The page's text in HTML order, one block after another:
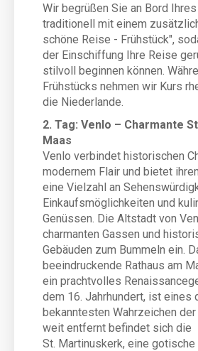
Wir begrüßen Sie an Bord
traditionell mit einem
schöne Reise - Frühstück",
der Einschiffung Ihre Reise
stilvoll beginnen können.
Frühstücks nehmen wir Kurs
die Niederlande.
2. Tag: Venlo – Charmante
Maas
Venlo verbindet historischen
modernem Flair und bietet
eine Vielzahl an
Einkaufsmöglichkeiten und
Genüssen. Die Altstadt von
charmanten Gassen und
Gebäuden zum Bummeln ein.
beeindruckende Rathaus am
ein prachtvolles
dem 16. Jahrhundert, ist eines
bekanntesten Wahrzeichen
weit entfernt befindet sich die
St. Martinuskerk, eine gotische